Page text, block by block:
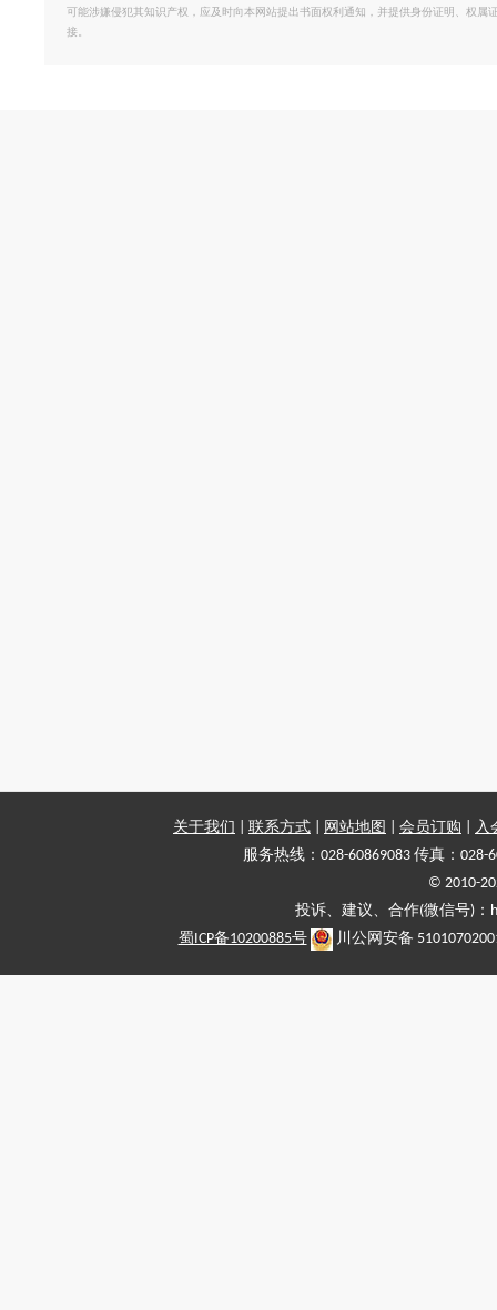
可能涉嫌侵犯其知识产权，应及时向本网站提出书面权利通知，并提供身份证明、权
接。
关于我们 联系方式 网站地图 会员订购
入
服务热线：028-60869083 传真：028-
© 2010-
投诉、建议、合作(微信号)
蜀ICP备10200885号
川公网安备